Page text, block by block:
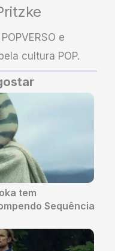
e
cultura POP.
tem
Sequência